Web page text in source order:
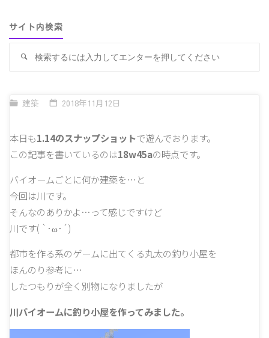
サイト内検索
検
建築 2018年11月12日
本日も1.14のスナップショットで遊んでおります。
この記事を書いているのは18w45aの時点です。
バイオームごとに何か建築を…と
今回は川です。
そんなのありかよ…って感じですけど
川です( `･ω･´)
都市を作る系のゲームに出てくる丸太の釣り小屋を
ほんのり参考に…
したつもりが全く別物になりましたが
川バイオームに釣り小屋を作ってみました。